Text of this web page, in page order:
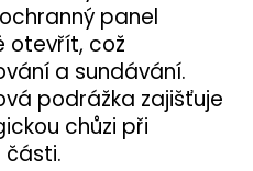
panel
otevřít, což
a sundávání.
podrážka zajišťuje
chůzi při
části.